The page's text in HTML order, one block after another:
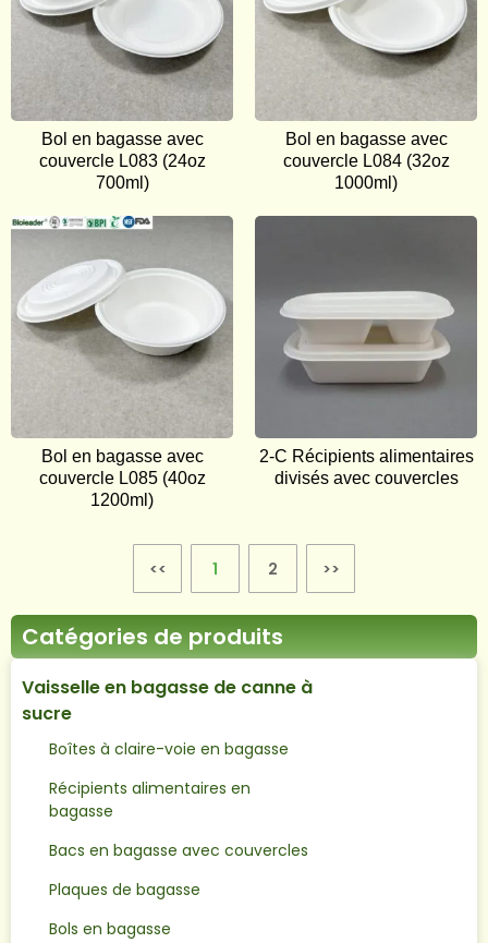
Catégories de produits
Vaisselle en bagasse de canne à
sucre
Boîtes à claire-voie en bagasse
Récipients alimentaires en
bagasse
Bacs en bagasse avec couvercles
Plaques de bagasse
Bols en bagasse
Bol en bagasse avec
couvercleL083 (24oz
700ml)
Bol en bagasse avec
couvercle L084 (32oz
1000ml)
Bol en bagasse avec
couvercle L085 (40oz
1200ml)
2-C Récipients alimentaires
divisés avec couvercles
<< 1 2 >>